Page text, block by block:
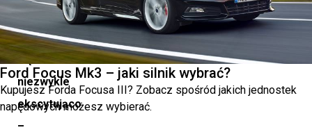
roku,
zapowiada
się
niezwykle
ekscytująco
–
Ford Focus Mk3 – jaki silnik wybrać?
Kupujesz Forda Focusa III? Zobacz spośród jakich jednostek
napędowych możesz wybierać.